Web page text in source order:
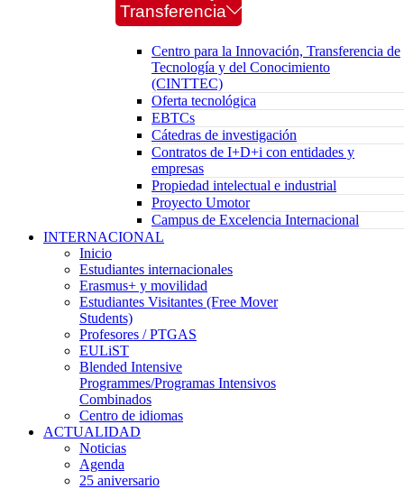
Transferencia
Centro para la Innovación, Transferencia de
Tecnología y del Conocimiento
(CINTTEC)
Oferta tecnológica
EBTCs
Cátedras de investigación
Contratos de I+D+i con entidades y
empresas
Propiedad intelectual e industrial
Proyecto Umotor
Campus de Excelencia Internacional
INTERNACIONAL
Inicio
Estudiantes internacionales
Erasmus+ y movilidad
Estudiantes Visitantes (Free Mover
Students)
Profesores / PTGAS
EULiST
Blended Intensive
Programmes/Programas Intensivos
Combinados
Centro de idiomas
ACTUALIDAD
Noticias
Agenda
25 aniversario